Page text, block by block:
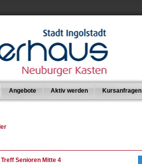
Angebote Aktiv werden Kursanfragen
Senioren Mitte 4